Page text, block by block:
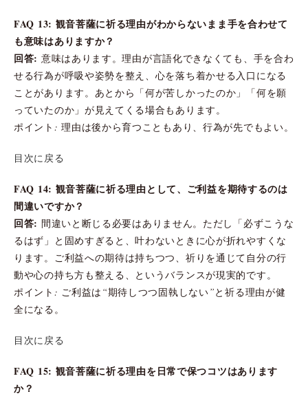
FAQ 13: 観音菩薩に祈る理由がわからないまま手を合わせて
も意味はありますか？
回答: 意味はあります。理由が言語化できなくても、手を合わ
せる行為が呼吸や姿勢を整え、心を落ち着かせる入口になる
ことがあります。あとから「何が苦しかったのか」「何を願
っていたのか」が見えてくる場合もあります。
ポイント: 理由は後から育つこともあり、行為が先でもよい。
目次に戻る
FAQ 14: 観音菩薩に祈る理由として、ご利益を期待するのは
間違いですか？
回答: 間違いと断じる必要はありません。ただし「必ずこうな
るはず」と固めすぎると、叶わないときに心が折れやすくな
ります。ご利益への期待は持ちつつ、祈りを通じて自分の行
動や心の持ち方も整える、というバランスが現実的です。
ポイント: ご利益は“期待しつつ固執しない”と祈る理由が健
全になる。
目次に戻る
FAQ 15: 観音菩薩に祈る理由を日常で保つコツはあります
か？